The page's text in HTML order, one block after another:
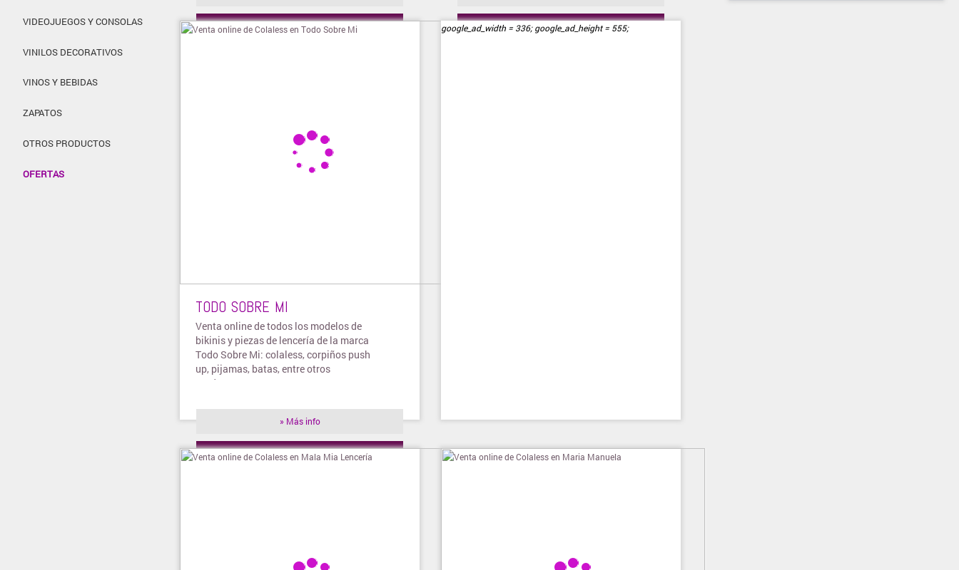
VIDEOJUEGOS Y CONSOLAS
VINILOS DECORATIVOS
VINOS Y BEBIDAS
ZAPATOS
OTROS PRODUCTOS
OFERTAS
» Visitar tienda » Visitar tienda
TODO SOBRE MI
Venta online de todos los modelos de
bikinis y piezas de lencería de la marca
Todo Sobre Mi: colaless, corpiños push
up, pijamas, batas, entre otros
productos.
» Más info
» Visitar tienda
google_ad_width = 336; google_ad_height = 555;